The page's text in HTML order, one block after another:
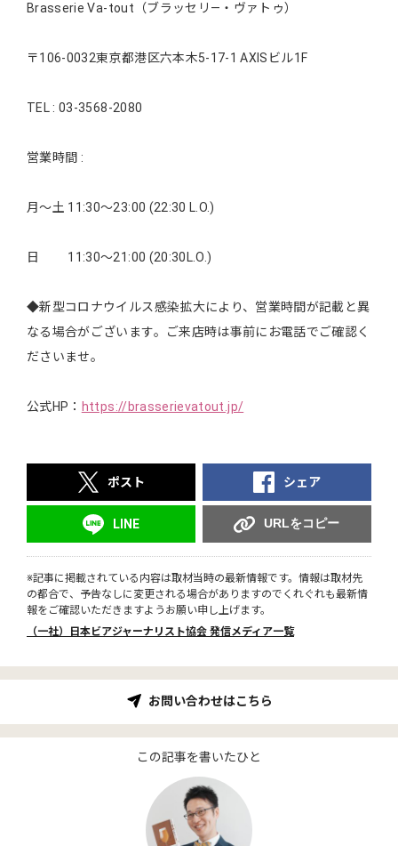
Brasserie Va-tout（ブラッセリ―・ヴァトゥ）
〒106-0032東京都港区六本木5-17-1 AXISビル1F
TEL : 03-3568-2080
営業時間 :
月～土 11:30～23:00 (22:30 L.O.)
日 11:30～21:00 (20:30L.O.)
◆新型コロナウイルス感染拡大により、営業時間が記載と異
なる場合がございます。ご来店時は事前にお電話でご確認く
ださいませ。
公式HP： https://brasserievatout.jp/
ポスト シェア
LINE URLをコピー
※記事に掲載されている内容は取材当時の最新情報です。情報は取材先
の都合で、予告なしに変更される場合がありますのでくれぐれも最新情
報をご確認いただきますようお願い申し上げます。
（一社）日本ビアジャーナリスト協会 発信メディア一覧
お問い合わせはこちら
この記事を書いたひと